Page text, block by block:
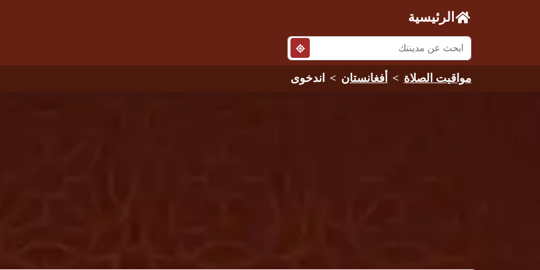
الرئيسية
مواقيت الصلاة أفغانستان اندخوى